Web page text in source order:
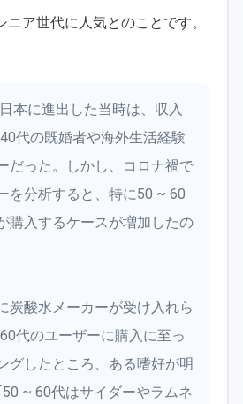
ア世代に人気とのことです。
本に進出した当時は、収入
代の既婚者や海外生活経験
だった。しかし、コロナ禍で
を分析すると、特に50 ~ 60
購入するケースが増加したの
炭酸水メーカーが受け入れら
代のユーザーに購入に至っ
グしたところ、ある嗜好が明
~ 60代はサイダーやラムネ